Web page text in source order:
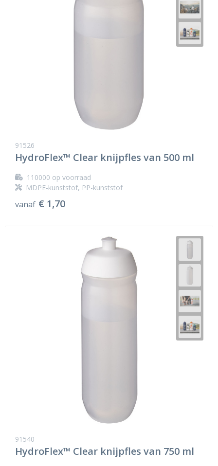
91526
HydroFlex™ Clear knijpfles van 500 ml
110000 op voorraad
MDPE-kunststof, PP-kunststof
vanaf € 1,70
91540
HydroFlex™ Clear knijpfles van 750 ml